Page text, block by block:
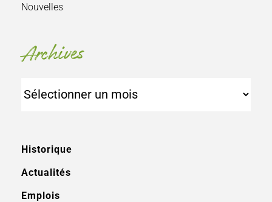
Nouvelles
Archives
Historique
Actualités
Emplois